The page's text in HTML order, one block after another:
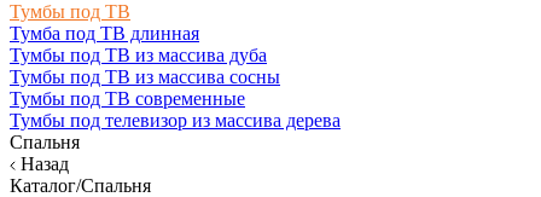
Тумбы под ТВ
Тумба под ТВ длинная
Тумбы под ТВ из массива дуба
Тумбы под ТВ из массива сосны
Тумбы под ТВ современные
Тумбы под телевизор из массива дерева
Спальня
Назад
Каталог/Спальня